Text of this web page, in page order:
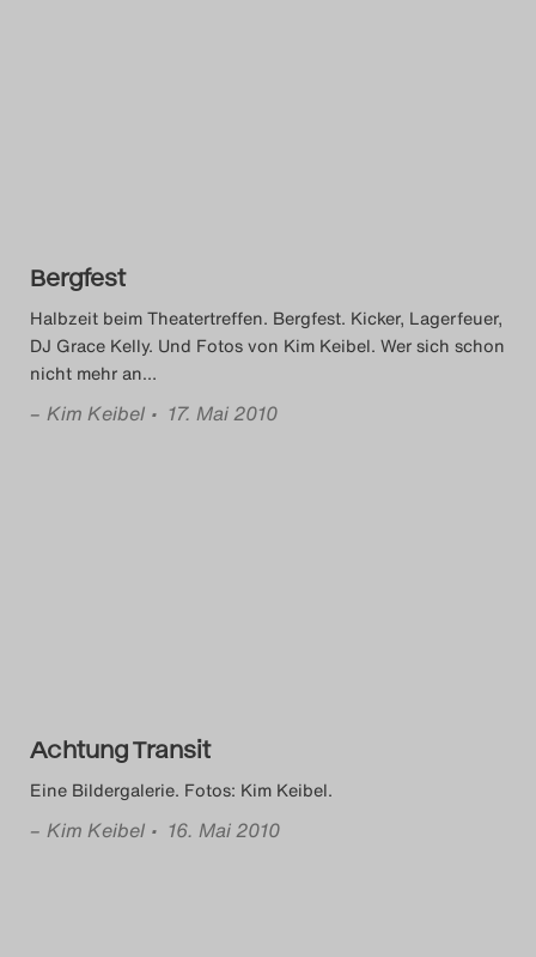
Bergfest
Halbzeit beim Theatertreffen. Bergfest. Kicker, Lagerfeuer,
DJ Grace Kelly. Und Fotos von Kim Keibel. Wer sich schon
nicht mehr an…
– Kim Keibel • 17. Mai 2010
Achtung Transit
Eine Bildergalerie. Fotos: Kim Keibel.
– Kim Keibel • 16. Mai 2010